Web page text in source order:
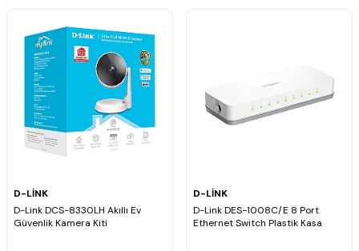
D-LİNK
D-Link DCS-8330LH Akıllı Ev
Güvenlik Kamera Kiti
D-LİNK
D-Link DES-1008C/E 8 Port
Ethernet Switch Plastik Kasa